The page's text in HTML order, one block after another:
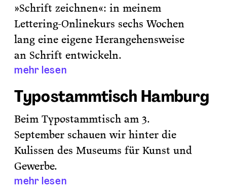
»Schrift zeichnen«: in meinem
Lettering-Onlinekurs sechs Wochen
lang eine eigene Herangehensweise
an Schrift entwickeln.
mehr lesen
Typostammtisch Hamburg
Beim Typostammtisch am 3.
September schauen wir hinter die
Kulissen des Museums für Kunst und
Gewerbe.
mehr lesen